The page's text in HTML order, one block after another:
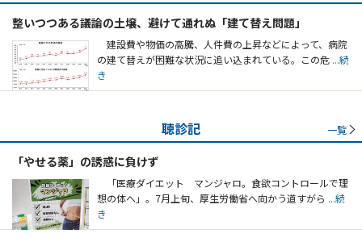
整いつつある議論の土壌、避けて通れぬ「建て替え問題」
建設費や物価の高騰、人件費の上昇などによって、病院
の建て替えが困難な状況に追い込まれている。この危 ...続
き
聴診記 一覧
「やせる薬」の誘惑に負けず
「医療ダイエット マンジャロ。食欲コントロールで理
想の体へ」。7月上旬、厚生労働省へ向かう道すがら ...続
き